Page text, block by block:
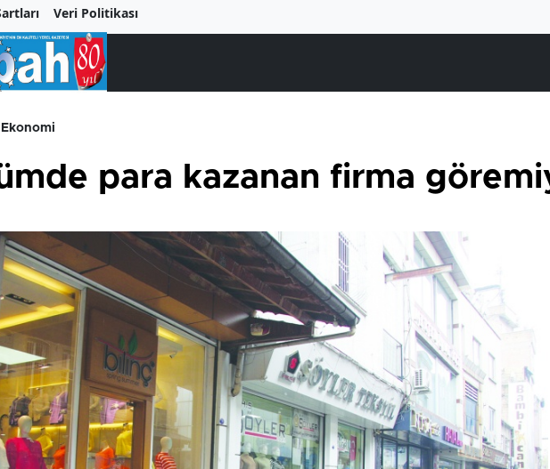
Veri Politikası
Ekonomi
para kazanan firma
Kapanan işyeri sayısında
yüz...
Yönetmeliğe aykırı
süresiz...